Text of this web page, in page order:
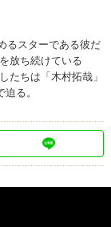
るスターである彼だ
放ち続けている
ちは「木村拓哉」
る。